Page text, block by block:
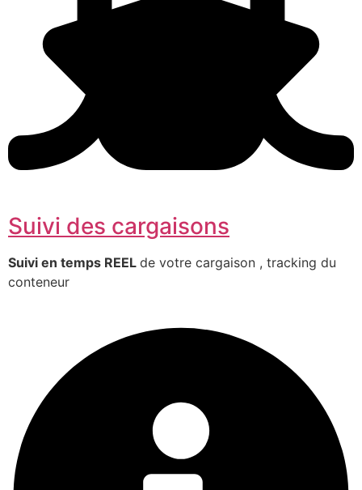
Suivi des cargaisons
Suivi en temps REEL de votre cargaison , tracking du
conteneur